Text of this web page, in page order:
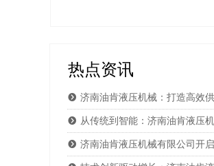
热点资讯
뀹
뀹
뀹